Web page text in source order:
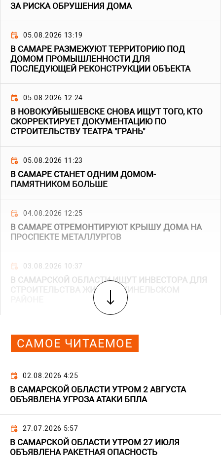
ЗА РИСКА ОБРУШЕНИЯ ДОМА
05.08.2026 13:19
В САМАРЕ РАЗМЕЖУЮТ ТЕРРИТОРИЮ ПОД
ДОМОМ ПРОМЫШЛЕННОСТИ ДЛЯ
ПОСЛЕДУЮЩЕЙ РЕКОНСТРУКЦИИ ОБЪЕКТА
05.08.2026 12:24
В НОВОКУЙБЫШЕВСКЕ СНОВА ИЩУТ ТОГО, КТО
СКОРРЕКТИРУЕТ ДОКУМЕНТАЦИЮ ПО
СТРОИТЕЛЬСТВУ ТЕАТРА "ГРАНЬ"
05.08.2026 11:23
В САМАРЕ СТАНЕТ ОДНИМ ДОМОМ-
ПАМЯТНИКОМ БОЛЬШЕ
04.08.2026 12:25
В САМАРЕ ОТРЕМОНТИРУЮТ КРЫШУ ДОМА НА
ПРОСПЕКТЕ МЕТАЛЛУРГОВ
03.08.2026 10:37
В САМАРСКОЙ ОБЛАСТИ ИЩУТ ИНВЕСТОРА ДЛЯ
СТРОИТЕЛЬСТВА ЖИЛЬЯ В КИНЕЛЬСКОМ
САМОЕ ЧИТАЕМОЕ
02.08.2026 4:25
В САМАРСКОЙ ОБЛАСТИ УТРОМ 2 АВГУСТА
ОБЪЯВЛЕНА УГРОЗА АТАКИ БПЛА
27.07.2026 5:57
В САМАРСКОЙ ОБЛАСТИ УТРОМ 27 ИЮЛЯ
ОБЪЯВЛЕНА РАКЕТНАЯ ОПАСНОСТЬ